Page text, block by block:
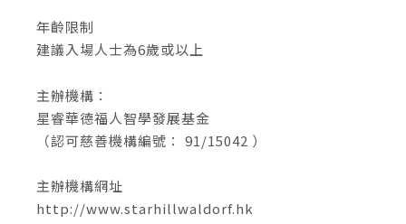
年齡限制
建議入場人士為6歲或以上
主辦機構：
星睿華德福人智學發展基金
（認可慈善機構編號： 91/15042 ）
主辦機構網址
http://www.starhillwaldorf.hk